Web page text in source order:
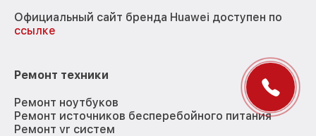
Официальный сайт бренда Huawei доступен по
ссылке
Ремонт техники
Ремонт ноутбуков
Ремонт источников бесперебойного питания
Ремонт vr систем